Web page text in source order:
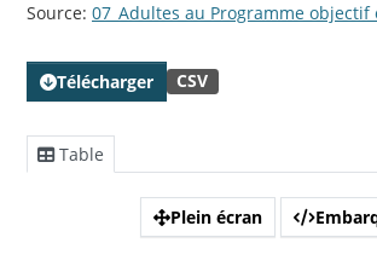
Source: 07_Adultes au Programme objectif
Télécharger CSV
Table
Plein écran